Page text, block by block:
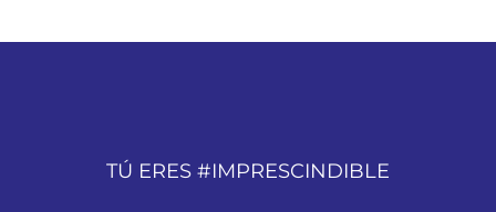
TÚ ERES #IMPRESCINDIBLE